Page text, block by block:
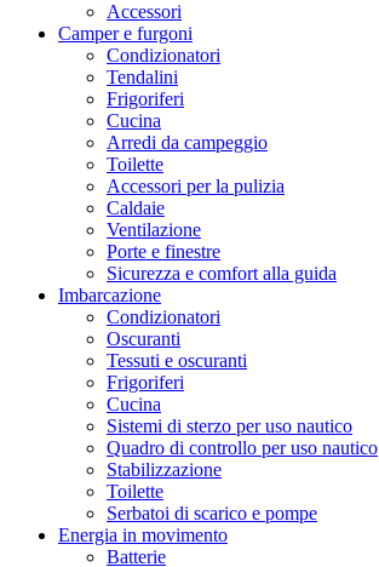
Accessori
Camper e furgoni
Condizionatori
Tendalini
Frigoriferi
Cucina
Arredi da campeggio
Toilette
Accessori per la pulizia
Caldaie
Ventilazione
Porte e finestre
Sicurezza e comfort alla guida
Imbarcazione
Condizionatori
Oscuranti
Tessuti e oscuranti
Frigoriferi
Cucina
Sistemi di sterzo per uso nautico
Quadro di controllo per uso nautico
Stabilizzazione
Toilette
Serbatoi di scarico e pompe
Energia in movimento
Batterie